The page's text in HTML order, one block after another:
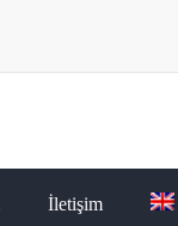
İletişim